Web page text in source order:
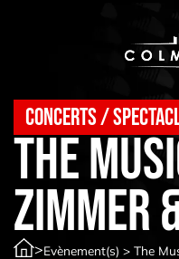
Concerts /
The
Zimmer
>Evènement(s) >The